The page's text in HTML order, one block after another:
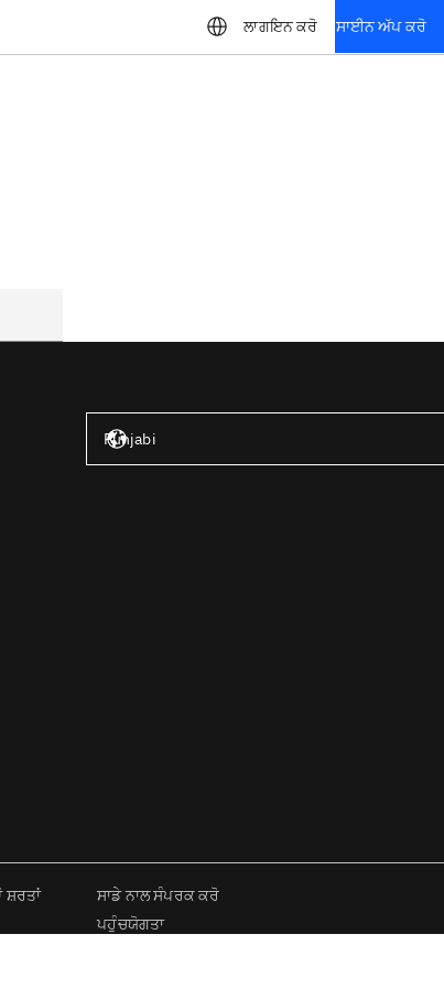
ਲਾਗਇਨ ਕਰੋ ਸਾਈਨ ਅੱਪ ਕਰੋ
Punjabi
ਸਾਡੇ ਨਾਲ ਸੰਪਰਕ ਕਰੋ
ਪਹੁੰਚਯੋਗਤਾ